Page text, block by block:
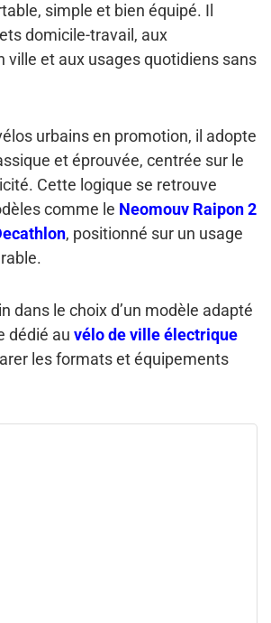
simple et bien équipé. Il
domicile-travail, aux
ville et aux usages quotidiens sans
urbains en promotion, il adopte
et éprouvée, centrée sur le
Cette logique se retrouve
comme le Neomouv Raipon 2
, positionné sur un usage
dans le choix d’un modèle adapté
dédié au vélo de ville électrique
les formats et équipements